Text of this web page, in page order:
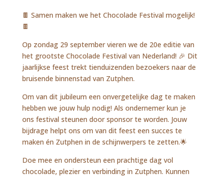
🍫 Samen maken we het Chocolade Festival mogelijk!
🍫
Op zondag 29 september vieren we de 20e editie van
het grootste Chocolade Festival van Nederland! 🎉 Dit
jaarlijkse feest trekt tienduizenden bezoekers naar de
bruisende binnenstad van Zutphen.
Om van dit jubileum een onvergetelijke dag te maken
hebben we jouw hulp nodig! Als ondernemer kun je
ons festival steunen door sponsor te worden. Jouw
bijdrage helpt ons om van dit feest een succes te
maken én Zutphen in de schijnwerpers te zetten.🌟
Doe mee en ondersteun een prachtige dag vol
chocolade, plezier en verbinding in Zutphen. Kunnen